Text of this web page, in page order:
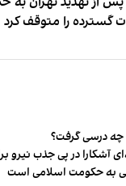
گسترده را متوقف کرد
چه درسی گرفت؟
آشکارا در پی جذب نیرو
به حکومت اسلامی است